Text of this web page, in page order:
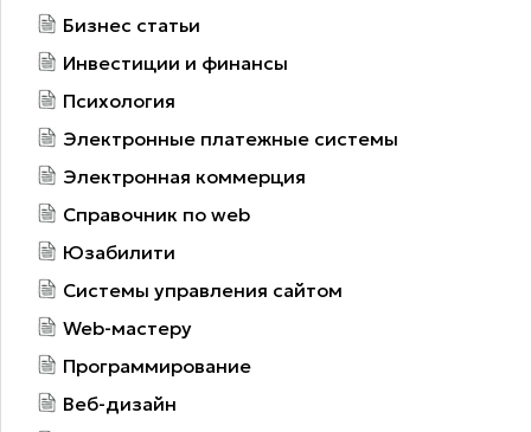
Бизнес статьи
Инвестиции и финансы
Психология
Электронные платежные системы
Электронная коммерция
Справочник по web
Юзабилити
Системы управления сайтом
Web-мастеру
Программирование
Веб-дизайн